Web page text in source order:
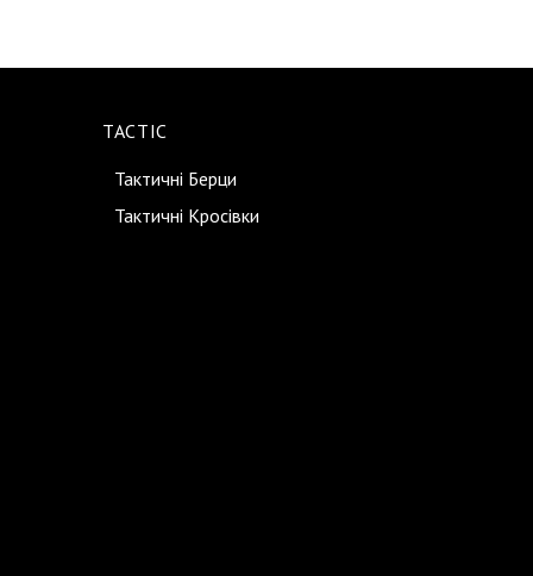
TACTIC
Тактичні Берци
Тактичні Кросівки